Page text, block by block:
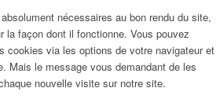
nécessaires au bon rendu du site,
la façon dont il fonctionne. Vous pouvez
cookies via les options de votre navigateur et
Mais le message vous demandant de les
nouvelle visite sur notre site.